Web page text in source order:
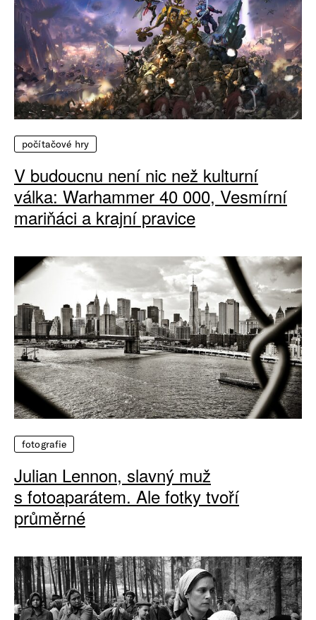
počítačové hry
V budoucnu není nic než kulturní
válka: Warhammer 40 000, Vesmírní
mariňáci a krajní pravice
fotografie
Julian Lennon, slavný muž
s fotoaparátem. Ale fotky tvoří
průměrné